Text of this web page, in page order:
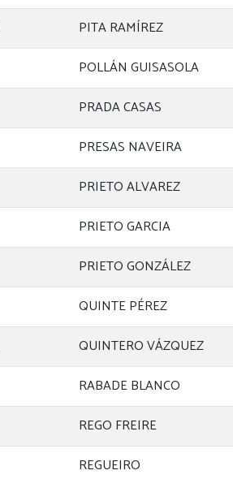
PITA RAMÍREZ
POLLÁN GUISASOLA
PRADA CASAS
PRESAS NAVEIRA
PRIETO ALVAREZ
PRIETO GARCIA
PRIETO GONZÁLEZ
QUINTE PÉREZ
QUINTERO VÁZQUEZ
RABADE BLANCO
REGO FREIRE
REGUEIRO